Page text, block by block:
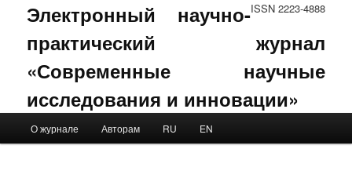
ISSN 2223-4888
Электронный научно-
практический журнал
«Современные научные
исследования и инновации»
Skip to primary content
Skip to secondary content
О журнале Авторам RU EN